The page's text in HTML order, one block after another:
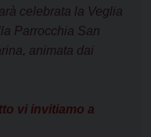
celebrata la Veglia
Parrocchia San
animata dai
vi invitiamo a